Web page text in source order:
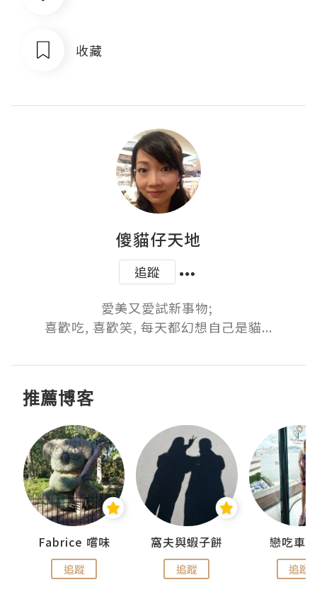
收藏
傻貓仔天地
追蹤
愛美又愛試新事物;
喜歡吃, 喜歡笑, 每天都幻想自己是貓...
推薦博客
Fabrice 嚐味
追蹤
窩夫與蝦子餅
追蹤
戀吃車
追蹤